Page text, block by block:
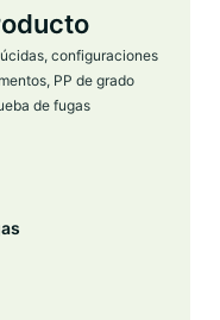
configuraciones
PP de grado
de fugas